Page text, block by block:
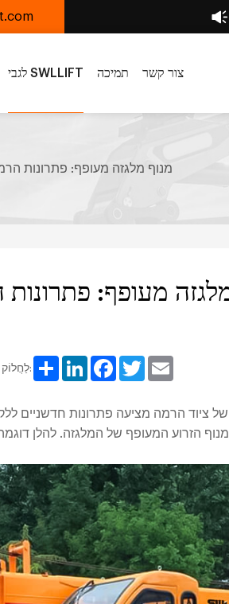
לגבי SWLLIFT תמיכה צור קשר
מנוף מלגזה מעופף: פתרונות
מעופף:
לַחֲלוֹק:
Share LinkedInFacebook
Twitter
ציוד הרמה מציעה פתרונות חדשניים
הזרוע המעופף של המלגזה. להלן